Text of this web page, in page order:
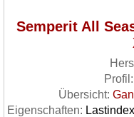
Semperit All
Profil:
Übersicht:
Eigenschaften: